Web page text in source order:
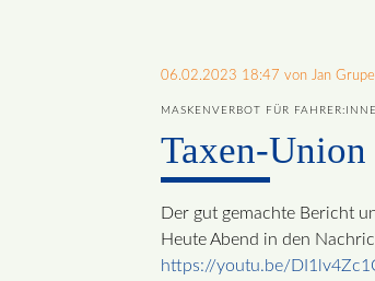
06.02.2023 18:47 von Jan Grupe
MASKENVERBOT FÜR
Taxen-
Der gut gemachte Bericht
Heute Abend in den
https://youtu.be/